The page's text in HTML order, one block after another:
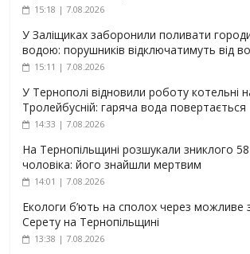
15:18 | 7.08.2026
У Заліщиках заборонили поливати
водою: порушників відключатимуть від
15:11 | 7.08.2026
У Тернополі відновили роботу котельні
Тролейбусній: гаряча вода повертається
14:33 | 7.08.2026
На Тернопільщині розшукали зниклого
чоловіка: його знайшли мертвим
14:01 | 7.08.2026
Екологи б’ють на сполох через можливе
Серету на Тернопільщині
13:38 | 7.08.2026